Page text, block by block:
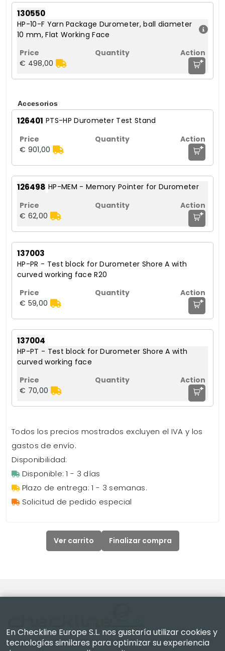
130550
HP-10-F Yarn Package Durometer, ball diameter
10 mm, Flat Working Face
€ 498,00 +
Accesorios
126401 PTS-HP Durometer Test Stand
€ 901,00 +
126498 HP-MEM - Memory Pointer for Durometer
€ 62,00 +
137003
HP-PR - Test block for Durometer Shore A with
curved working face R20
€ 59,00 +
137004
HP-PT - Test block for Durometer Shore A with
curved working face
€ 70,00 +
Todos los precios mostrados excluyen el IVA y los
gastos de envío.
Disponibilidad:
Disponible: 1 - 3 días
Plazo de entrega: 1 - 3 semanas.
Solicitud de pedido especial
Ver carrito Finalizar compra
En Checkline Europe S.L. nos gustaría utilizar cookies y
tecnologías similares para optimizar su experiencia